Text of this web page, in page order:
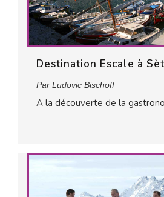
Destination Escale à
Par Ludovic Bischoff
A la découverte de la